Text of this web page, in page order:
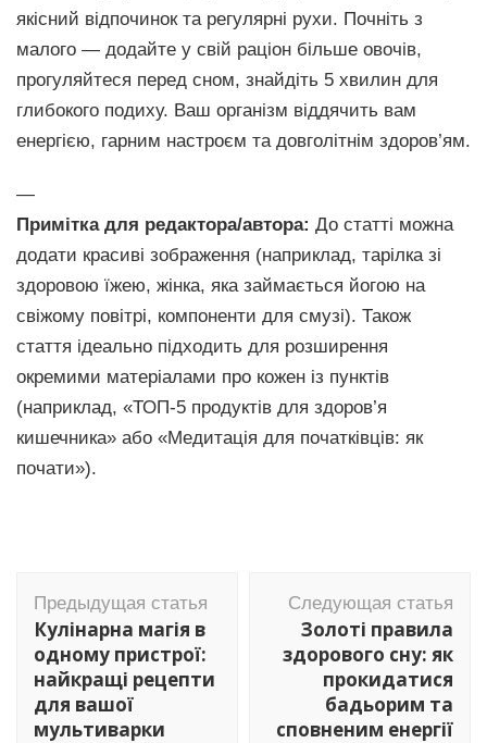
якісний відпочинок та регулярні рухи. Почніть з
малого — додайте у свій раціон більше овочів,
прогуляйтеся перед сном, знайдіть 5 хвилин для
глибокого подиху. Ваш організм віддячить вам
енергією, гарним настроєм та довголітнім здоров’ям.
—
Примітка для редактора/автора: До статті можна
додати красиві зображення (наприклад, тарілка зі
здоровою їжею, жінка, яка займається йогою на
свіжому повітрі, компоненти для смузі). Також
стаття ідеально підходить для розширення
окремими матеріалами про кожен із пунктів
(наприклад, «ТОП-5 продуктів для здоров’я
кишечника» або «Медитація для початківців: як
почати»).
по
записям
Предыдущая статья
Кулінарна магія в
одному пристрої:
найкращі рецепти
для вашої
мультиварки
Следующая статья
Золоті правила
здорового сну: як
прокидатися
бадьорим та
сповненим енергії